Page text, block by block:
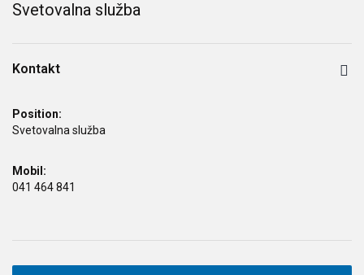
Svetovalna služba
Kontakt
Position:
Svetovalna služba
Mobil:
041 464 841